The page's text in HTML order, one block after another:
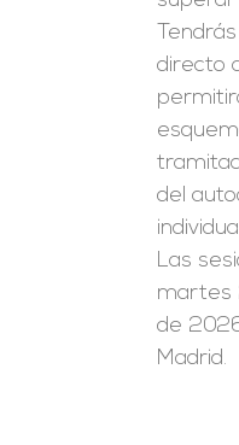
directo
del
Las
martes
de
Madrid.